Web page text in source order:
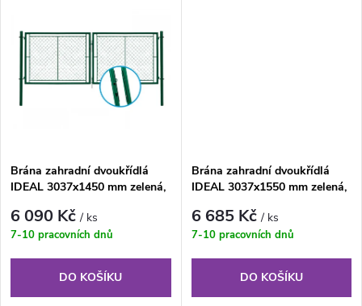
t
ů
t
ů
Brána zahradní dvoukřídlá
IDEAL 3037x1450 mm zelená,
6 090 Kč/ ks
7-10 pracovních dnů
DO KOŠÍKU
Brána zahradní dvoukřídlá
IDEAL 3037x1550 mm zelená,
6 685 Kč/ ks
7-10 pracovních dnů
DO KOŠÍKU